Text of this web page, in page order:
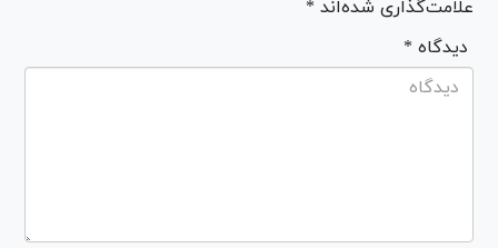
علامت‌گذاری شده‌اند *
* دیدگاه